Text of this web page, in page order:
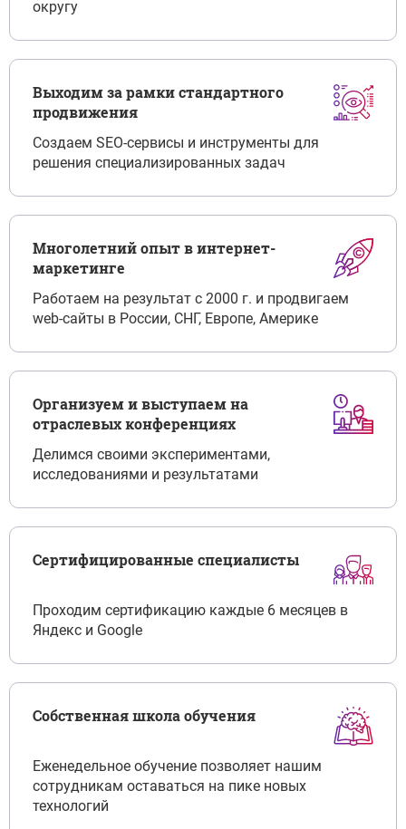
округу
Выходим за рамки стандартного
продвижения
Создаем SEO-сервисы и инструменты для
решения специализированных задач
Многолетний опыт в интернет-
маркетинге
Работаем на результат с 2000 г. и продвигаем
web-сайты в России, СНГ, Европе, Америке
Организуем и выступаем на
отраслевых конференциях
Делимся своими экспериментами,
исследованиями и результатами
Сертифицированные специалисты
Проходим сертификацию каждые 6 месяцев в
Яндекс и Google
Собственная школа обучения
Еженедельное обучение позволяет нашим
сотрудникам оставаться на пике новых
технологий